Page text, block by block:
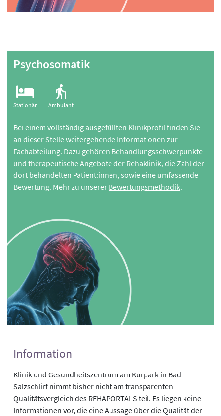
Psychosomatik
Stationär Ambulant
Bei einem vollständig ausgefüllten Klinikprofil finden Sie
an dieser Stelle weitergehende Informationen zur
Fachabteilung. Dazu gehören Behandlungsschwerpunkte
und therapeutische Angebote der Rehaklinik, die Zahl der
dort behandelten Patient:innen, sowie eine umfassende
Bewertung. Mehr zu unserer Bewertungsmethodik.
Information
Klinik und Gesundheitszentrum am Kurpark in Bad
Salzschlirf nimmt bisher nicht am transparenten
Qualitätsvergleich des REHAPORTALS teil. Es liegen keine
Informationen vor, die eine Aussage über die Qualität der